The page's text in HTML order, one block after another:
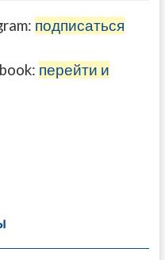
подписаться
перейти и